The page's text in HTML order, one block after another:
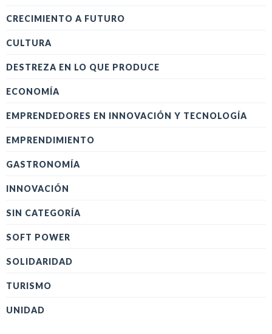
CRECIMIENTO A FUTURO
CULTURA
DESTREZA EN LO QUE PRODUCE
ECONOMÍA
EMPRENDEDORES EN INNOVACIÓN Y TECNOLOGÍA
EMPRENDIMIENTO
GASTRONOMÍA
INNOVACIÓN
SIN CATEGORÍA
SOFT POWER
SOLIDARIDAD
TURISMO
UNIDAD